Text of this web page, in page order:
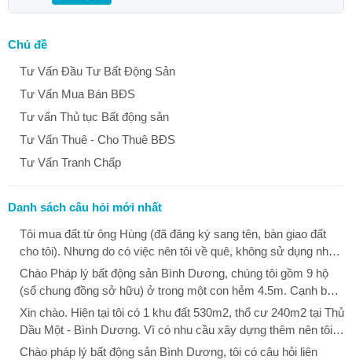
Chủ đề
Tư Vấn Đầu Tư Bất Động Sản
Tư Vấn Mua Bán BĐS
Tư vấn Thủ tục Bất động sản
Tư Vấn Thuê - Cho Thuê BĐS
Tư Vấn Tranh Chấp
Danh sách câu hỏi mới nhất
Tôi mua đất từ ông Hùng (đã đăng ký sang tên, bàn giao đất
cho tôi). Nhưng do có việc nên tôi về quê, không sử dụng nhà.
Khi tôi vào thì thấy ông Dũng đã phá ổ khóa vào nhà tôi ở. Tôi
hỏi ông Dũng thì ông Dũng nói là đất này của mẹ ông Dũng, khi
thuận nhà này để làm từ đường và giao cho ông Dũng đại diện
quản lý. Sau đó, ông Dũng đưa bà Linh vào sinh sống trong
nhà, bà Linh tự ý kê khai và chuyển nhượng nhà và đất cho
Chào Pháp lý bất động sản Bình Dương, chúng tôi gồm 9 hộ
(sổ chung đồng sở hữu) ở trong một con hẻm 4.5m. Cạnh bên
là đất bỏ hoang (đất công của Quận 12). Tháng 12 vừa rồi
phường Thạnh Xuân, quận 12 cho làm hàng rào để bảo vệ đất
Xin chào. Hiện tại tôi có 1 khu đất 530m2, thổ cư 240m2 tại Thủ
Dầu Một - Bình Dương. Vì có nhu cầu xây dựng thêm nên tôi
đã làm các thủ tục đo đạc, tháo dỡ phần xây dựng k nằm trên
Chào pháp lý bất động sản Bình Dương, tôi có câu hỏi liên